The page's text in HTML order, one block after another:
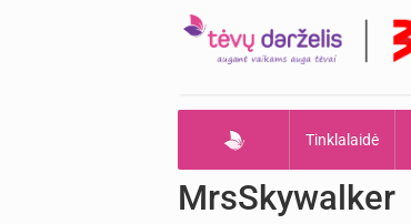
Tinklalaidė
MrsSkywalker